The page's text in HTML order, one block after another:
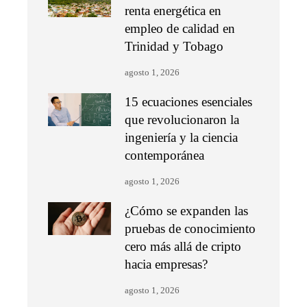
renta energética en
empleo de calidad en
Trinidad y Tobago
agosto 1, 2026
15 ecuaciones esenciales
que revolucionaron la
ingeniería y la ciencia
contemporánea
agosto 1, 2026
¿Cómo se expanden las
pruebas de conocimiento
cero más allá de cripto
hacia empresas?
agosto 1, 2026